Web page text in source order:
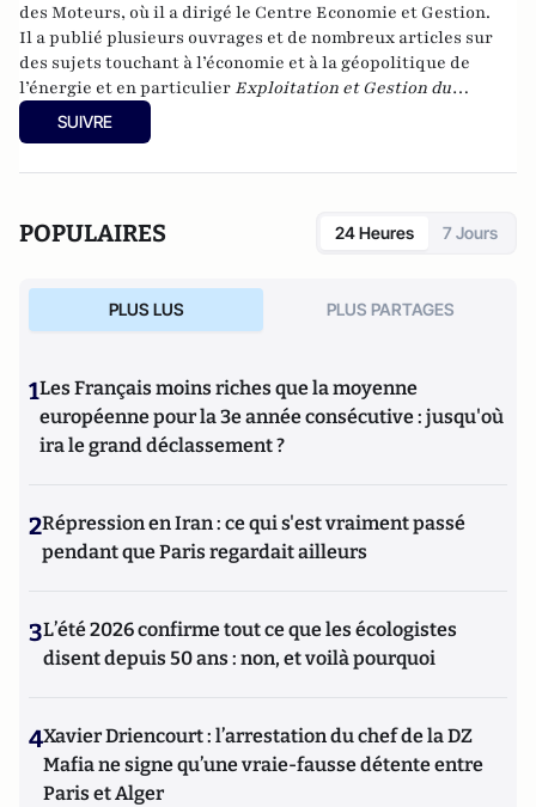
des Moteurs, où il a dirigé le Centre Economie et Gestion.
Il a publié plusieurs ouvrages et de nombreux articles sur
des sujets touchant à l’économie et à la géopolitique de
l’énergie et en particulier Exploitation et Gestion du
Raffinage (français et anglais), Recherche et Production du
Pétrole et du Gaz (français et anglais en 2011), l’Energie à
SUIVRE
POPULAIRES 24 Heures 7 Jours
PLUS LUS PLUS PARTAGES
1Les Français moins riches que la moyenne
européenne pour la 3e année consécutive : jusqu'où
ira le grand déclassement ?
2Répression en Iran : ce qui s'est vraiment passé
pendant que Paris regardait ailleurs
3L’été 2026 confirme tout ce que les écologistes
disent depuis 50 ans : non, et voilà pourquoi
4Xavier Driencourt : l’arrestation du chef de la DZ
Mafia ne signe qu’une vraie-fausse détente entre
Paris et Alger